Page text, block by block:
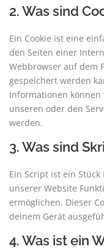
2. Was sind
Ein Cookie ist eine
den Seiten einer
Webbrowser auf dem
gespeichert werden
Informationen
unseren oder den
werden.
3. Was sind
Ein Script ist ein
unserer Website
ermöglichen. Dieser
deinem Gerät
4. Was ist ein